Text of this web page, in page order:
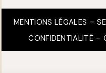
MENTIONS LÉGALES
CONFIDENTIALITÉ